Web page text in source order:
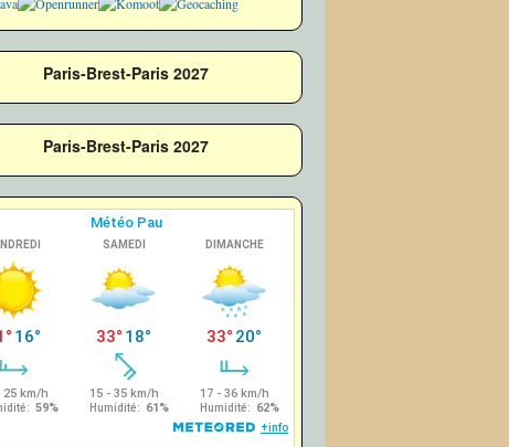
Paris-Brest-Paris 2027
Paris-Brest-Paris 2027